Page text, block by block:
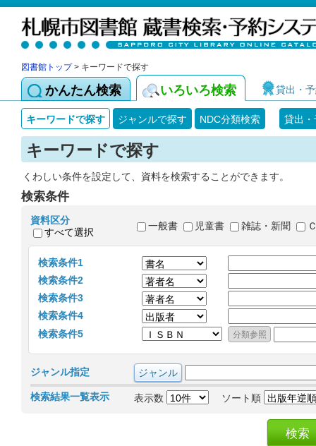
図書館トップ> キーワードで探す
かんたん検索 いろいろ検索 貸出・
キーワードで探す ジャンルで探す NDC分類検索 貸出
キーワードで探す
くわしい条件を設定して、資料を検索することができます。
検索条件
資料区分
すべて選択
一般書 児童書 雑誌・新聞
検索条件1
検索条件2
検索条件3
検索条件4
検索条件5
ジャンル指定
検索結果一覧表示 表示数 ソート順